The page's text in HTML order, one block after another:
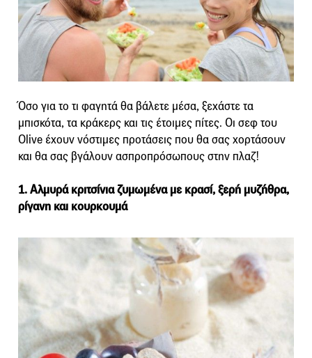
Όσο για το τι φαγητά θα βάλετε μέσα, ξεχάστε τα
μπισκότα, τα κράκερς και τις έτοιμες πίτες. Οι σεφ του
Olive έχουν νόστιμες προτάσεις που θα σας χορτάσουν
και θα σας βγάλουν ασπροπρόσωπους στην πλαζ!
1. Αλμυρά κριτσίνια ζυμωμένα με κρασί, ξερή μυζήθρα,
ρίγανη και κουρκουμά